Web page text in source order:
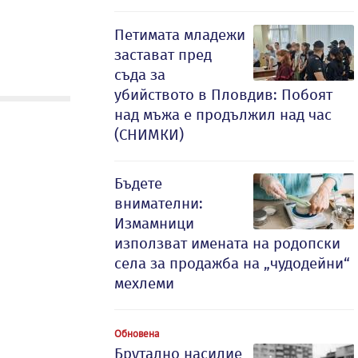
Петимата младежи
застават пред
съда за
убийството в Пловдив: Побоят
над мъжа е продължил над час
(СНИМКИ)
Бъдете
внимателни:
Измамници
използват имената на родопски
села за продажба на „чудодейни“
мехлеми
Обновена
Брутално насилие